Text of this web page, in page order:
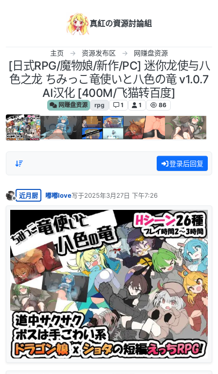
真紅の資源討論組
主页 资源发布区 网赚盘资源
[日式RPG/魔物娘/新作/PC] 迷你龙使与八
色之龙 ちみっこ竜使いと八色の竜 v1.0.7
AI汉化 [400M/飞猫转百度]
网赚盘资源 rpg 1 1 86
登录后回复
离线
近月厨 嘟嘟love写于2025年3月27日 下午7:26
最后由 编辑